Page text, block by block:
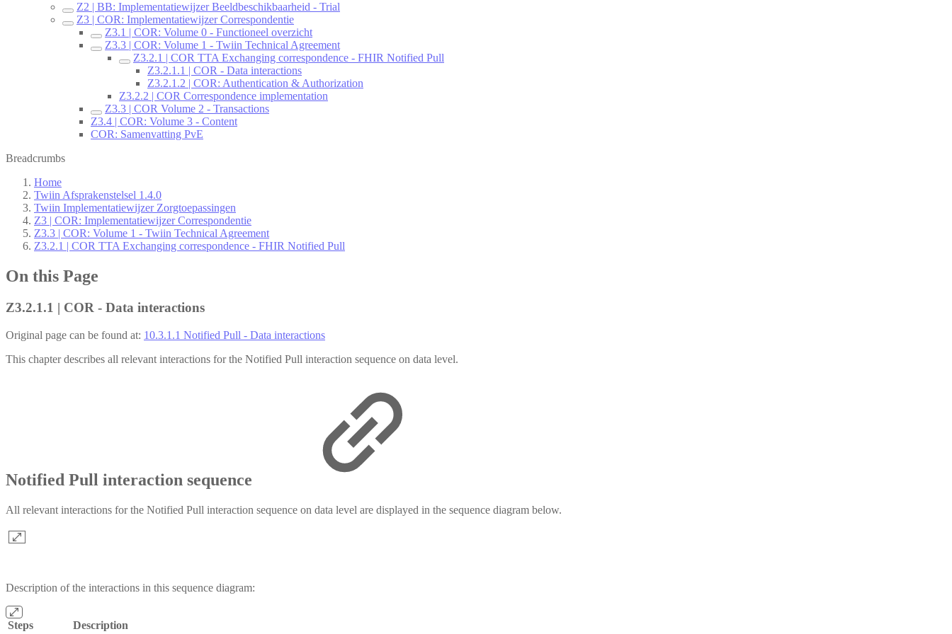
Z2 | BB: Implementatiewijzer Beeldbeschikbaarheid - Trial
Z3 | COR: Implementatiewijzer Correspondentie
Z3.1 | COR: Volume 0 - Functioneel overzicht
Z3.3 | COR: Volume 1 - Twiin Technical Agreement
Z3.2.1 | COR TTA Exchanging correspondence - FHIR Notified Pull
Z3.2.1.1 | COR - Data interactions
Z3.2.1.2 | COR: Authentication & Authorization
Z3.2.2 | COR Correspondence implementation
Z3.3 | COR Volume 2 - Transactions
Z3.4 | COR: Volume 3 - Content
COR: Samenvatting PvE
Breadcrumbs
Home
Twiin Afsprakenstelsel 1.4.0
Twiin Implementatiewijzer Zorgtoepassingen
Z3 | COR: Implementatiewijzer Correspondentie
Z3.3 | COR: Volume 1 - Twiin Technical Agreement
Z3.2.1 | COR TTA Exchanging correspondence - FHIR Notified Pull
On this Page
Z3.2.1.1 | COR - Data interactions
Original page can be found at: 10.3.1.1 Notified Pull - Data interactions
This chapter describes all relevant interactions for the Notified Pull interaction sequence on data level.
Notified Pull interaction sequence
All relevant interactions for the Notified Pull interaction sequence on data level are displayed in the sequence diagram below.
Description of the interactions in this sequence diagram:
Steps Description